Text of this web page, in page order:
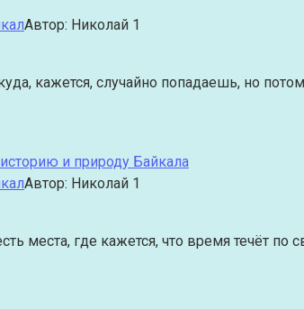
Автор: Николай 1
кажется, случайно попадаешь, но
и природу Байкала
Автор: Николай 1
места, где кажется, что время течёт